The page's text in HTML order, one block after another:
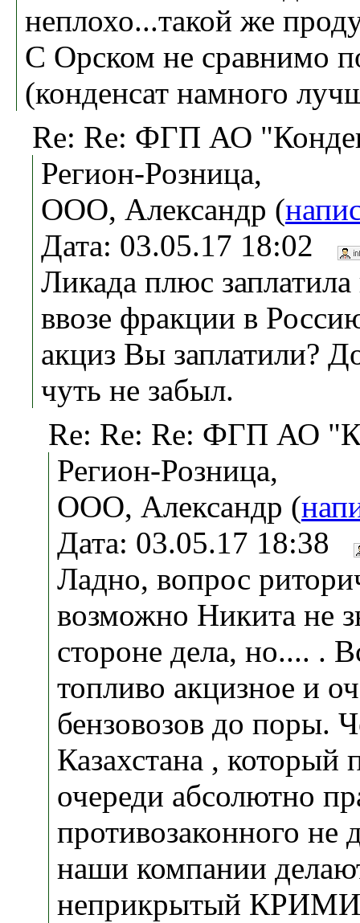
неплохо...такой же
С Орском не сравнимо
(конденсат намного
Re: Re: ФГП АО
Регион-Розница,
ООО, Александр (
Дата: 03.05.17 18:02
Ликада плюс
ввозе фракции в
акциз Вы заплатили?
чуть не забыл.
Re: Re: Re: ФГП АО
Регион-Розница,
ООО, Александр (
Дата: 03.05.17 18:38
Ладно, вопрос
возможно Никита не
стороне дела, но.... .
топливо акцизное и
бензовозов до поры.
Казахстана , который
очереди абсолютно
противозаконного не
наши компании
неприкрытый